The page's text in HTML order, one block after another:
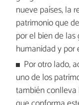
nueve países, la
patrimonio que
por el bien de
humanidad y por
Por otro lado,
uno de los
también conlleva